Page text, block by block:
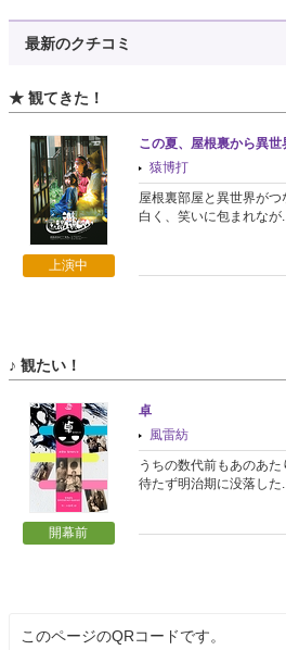
最新のクチコミ
★ 観てきた！
上演中
この夏、屋根裏から異
猿博打
屋根裏部屋と異世界が
白く、笑いに包まれなが...
♪ 観たい！
開幕前
卓
風雷紡
うちの数代前もあのあ
待たず明治期に没落した...
このページのQRコードです。